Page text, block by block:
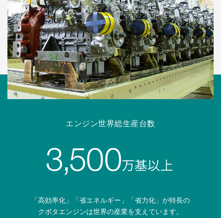
エンジン世界総生産台数
「高効率化」「省エネルギー」「省力化」が特長の
クボタエンジンは世界の産業を支えています。